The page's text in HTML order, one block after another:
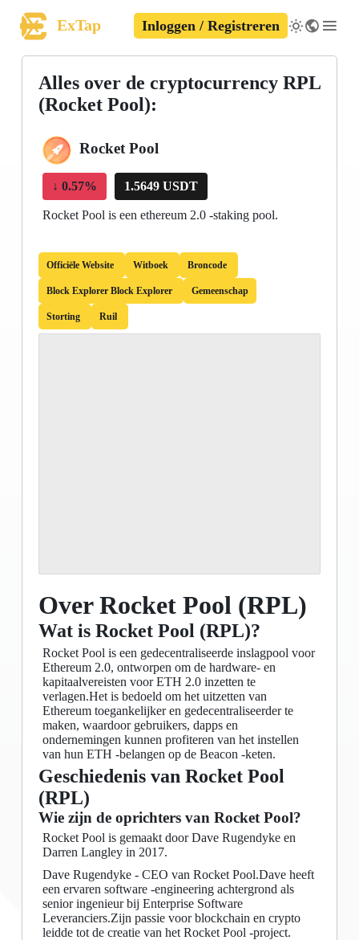
ExTap Inloggen / Registreren
Alles over de cryptocurrency RPL
(Rocket Pool):
Rocket Pool
↓ 0.57% 1.5649 USDT
Rocket Pool is een ethereum 2.0 -staking pool.
Officiële Website Witboek Broncode
Block Explorer Block Explorer Gemeenschap
Storting Ruil
Over Rocket Pool (RPL)
Wat is Rocket Pool (RPL)?
Rocket Pool is een gedecentraliseerde inslagpool voor
Ethereum 2.0, ontworpen om de hardware- en
kapitaalvereisten voor ETH 2.0 inzetten te
verlagen.Het is bedoeld om het uitzetten van
Ethereum toegankelijker en gedecentraliseerder te
maken, waardoor gebruikers, dapps en
ondernemingen kunnen profiteren van het instellen
van hun ETH -belangen op de Beacon -keten.
Geschiedenis van Rocket Pool
(RPL)
Wie zijn de oprichters van Rocket Pool?
Rocket Pool is gemaakt door Dave Rugendyke en
Darren Langley in 2017.
Dave Rugendyke - CEO van Rocket Pool.Dave heeft
een ervaren software -engineering achtergrond als
senior ingenieur bij Enterprise Software
Leveranciers.Zijn passie voor blockchain en crypto
leidde tot de creatie van het Rocket Pool -project.